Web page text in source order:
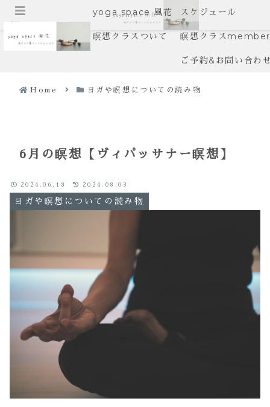
yoga space 風花 スケジュール
瞑想クラスついて 瞑想クラス
ご予約&お問い合わ
Home ヨガや瞑想についての読み物
6月の瞑想【ヴィパッサナー瞑想】
ヨガや瞑想についての読み物
2024.06.18 2024.08.03
メニュー